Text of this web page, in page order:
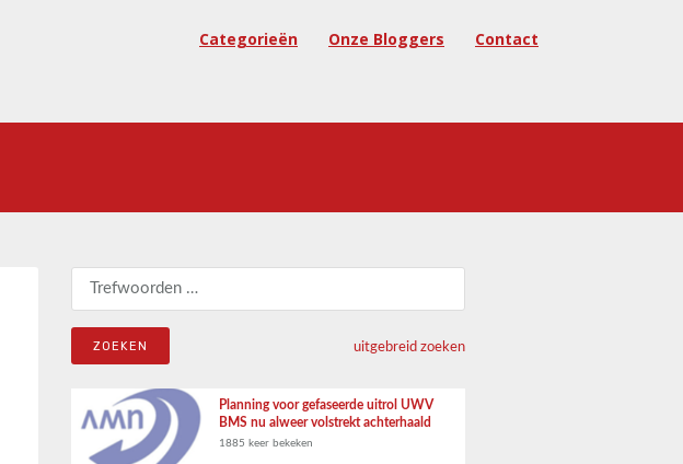
Categorieën Onze Bloggers Contact
Zoeken naar:
uitgebreid zoeken
Planning voor gefaseerde uitrol UWV
BMS nu alweer volstrekt achterhaald
1885 keer bekeken